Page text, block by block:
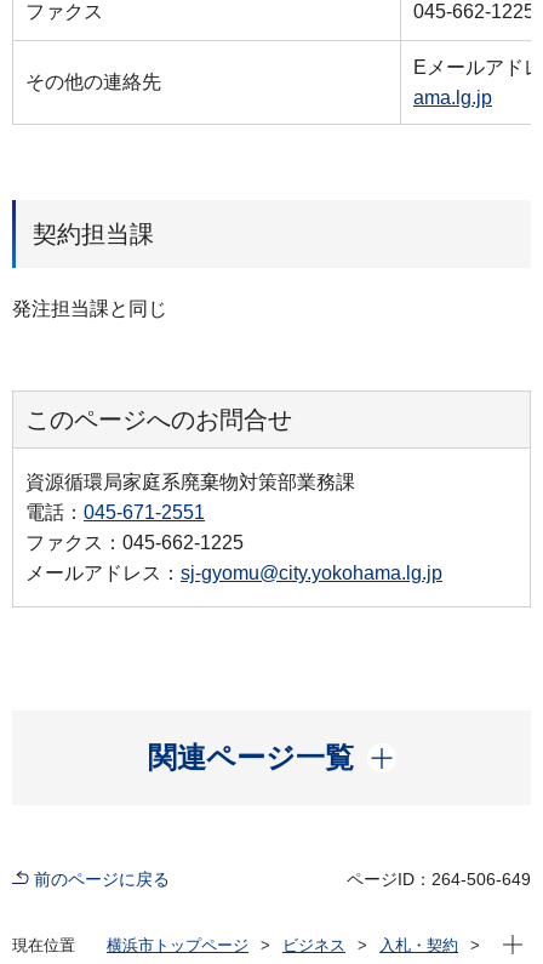
ファクス 045-662-1225
その他の連絡先
Eメールアド
ama.lg.jp
契約担当課
発注担当課と同じ
このページへのお問合せ
資源循環局家庭系廃棄物対策部業務課
電話： 045-671-2551
ファクス：045-662-1225
メールアドレス： sj-gyomu@city.yokohama.lg.jp
関連ページ一覧
開く
前のページに戻る ページID：264-506-649
現在位置 横浜市トップページ ビジネス
入札・契約
現在